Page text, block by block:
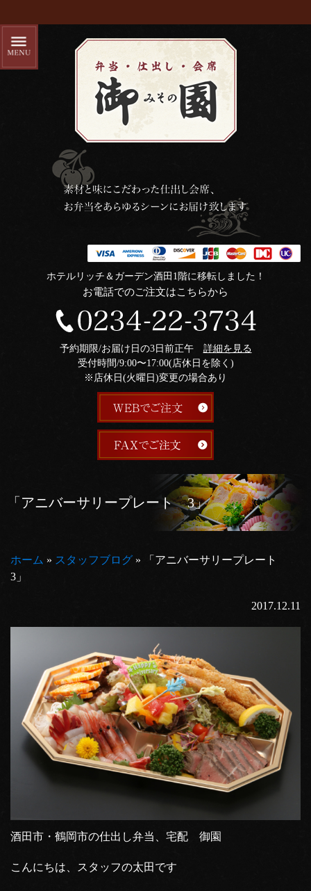
ホテルリッチ＆ガーデン酒田1階に移転しました！
お電話でのご注文はこちらから
予約期限/お届け日の3日前正午 詳細を見る
受付時間/9:00〜17:00(店休日を除く)
※店休日(火曜日)変更の場合あり
「アニバーサリープレート 3」
ホーム » スタッフブログ »
「アニバーサリープレート
3」
2017.12.11
酒田市・鶴岡市の仕出し弁当、宅配 御園
こんにちは、スタッフの太田です